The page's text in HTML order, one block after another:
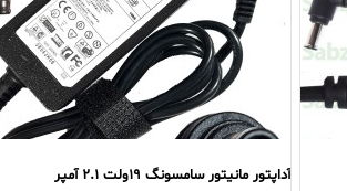
آداپتور مانیتور سامسونگ 19ولت 2.1 آمپر